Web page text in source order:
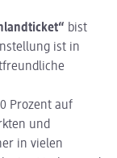
bist
ist in
Prozent auf
und
in vielen